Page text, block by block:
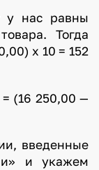
у нас равны
Тогда
х 10 = 152
(16 250,00 —
введенные
и укажем